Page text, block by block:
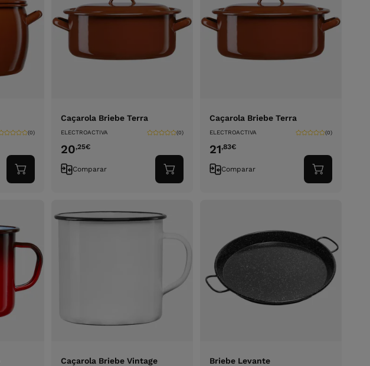
(0)
Adicionar
ao
Caçarola Briebe Terra
ELECTROACTIVA (0)
20,25€
Comparar
Adicionar
ao
Caçarola Briebe Terra
ELECTROACTIVA (0)
21,83€
Comparar
Adicionar
ao
Caçarola Briebe Vintage Briebe Levante